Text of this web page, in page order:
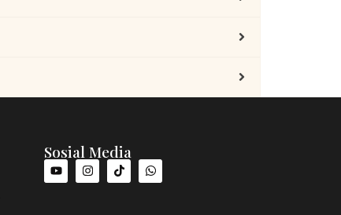
Sosial Media